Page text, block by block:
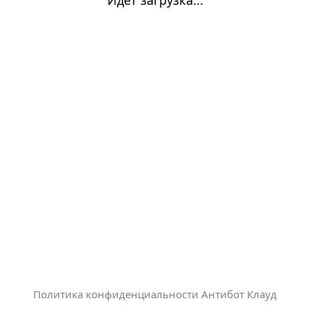
Политика конфиденциальности Антибот Клауд